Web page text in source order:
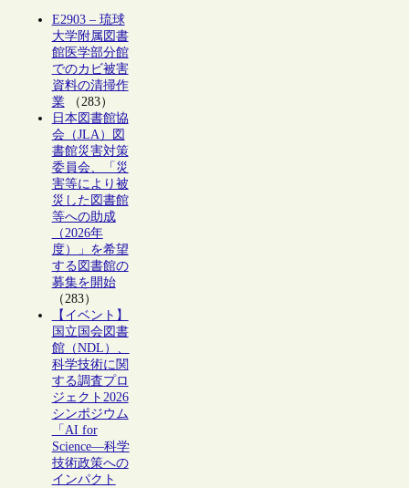
E2903 – 琉球
大学附属図書
館医学部分館
でのカビ被害
資料の清掃作
業（283）
日本図書館協
会（JLA）図
書館災害対策
委員会、「災
害等により被
災した図書館
等への助成
（2026年
度）」を希望
する図書館の
募集を開始
（283）
【イベント】
国立国会図書
館（NDL）、
科学技術に関
する調査プロ
ジェクト2026
シンポジウム
「AI for
Science―科学
技術政策への
インパクト